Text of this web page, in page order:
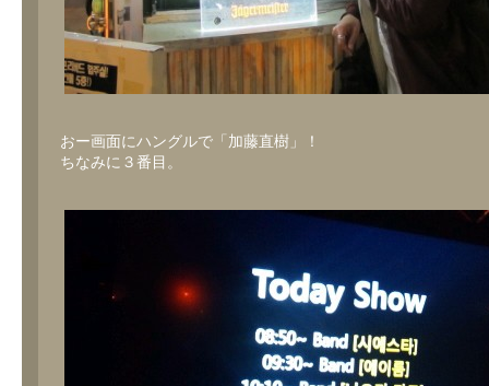
おー画面にハングルで「加藤直樹」！
ちなみに３番目。